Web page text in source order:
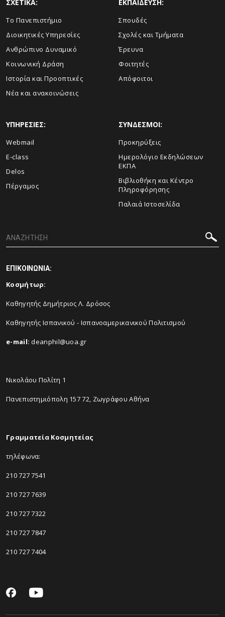
ΣΧΕΤΙΚΑ:
Το Πανεπιστήμιο
Διοικητικές Υπηρεσίες
Ανθρώπινο Δυναμικό
Κοινωνική Δράση
Ιστορία και Προοπτικές
Νέα και ανακοινώσεις
ΕΚΠΑΙΔΕΥΣΗ:
Σπουδές
Σχολές και Τμήματα
Έρευνα
Φοιτητές
Απόφοιτοι
ΥΠΗΡΕΣΙΕΣ:
Webmail
E-class
Delos
Πέργαμος
ΣΥΝΔΕΣΜΟΙ:
Προκηρύξεις
Ημερολόγιο Εκδηλώσεων
ΕΚΠΑ
Βιβλιοθήκη και Κέντρο
Πληροφόρησης
Παλαιά Ιστοσελίδα
ΕΠΙΚΟΙΝΩΝΙΑ:
Κοσμήτωρ:
Καθηγητής Δημήτριος Λ. Δρόσος
Καθηγητής Ισπανικού - Ισπανοαμερικανικού Πολιτισμού
e-mail: deanphil@uoa.gr
Νικολάου Πολίτη 1
Πανεπιστημιόπολη 157 72, Ζωγράφου Αθήνα
Γραμματεία Κοσμητείας
τηλέφωνα:
210 727 7541
210 727 7639
210 727 7322
210 727 7847
210 727 7404